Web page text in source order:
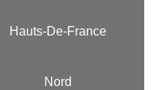
Hauts-De-France
Nord